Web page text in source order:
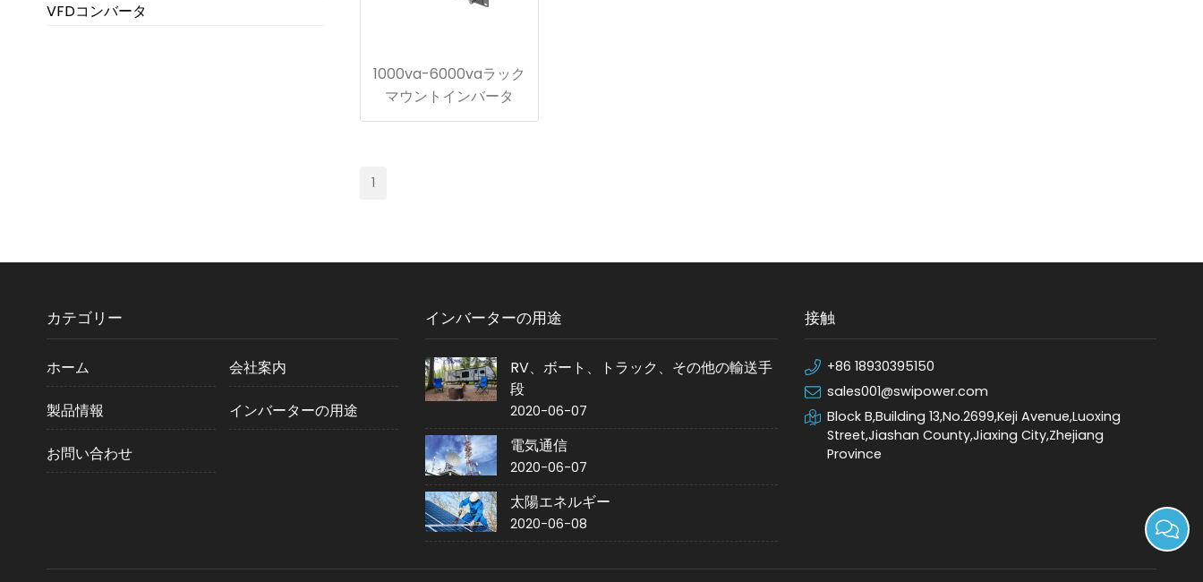
VFDコンバータ
1000va-6000vaラック
マウントインバータ
1
カテゴリー
ホーム 会社案内
製品情報 インバーターの用途
お問い合わせ
インバーターの用途
RV、ボート、トラック、その他の輸送手
段
2020-06-07
電気通信
2020-06-07
太陽エネルギー
2020-06-08
接触
+86 18930395150
sales001@swipower.com
Block B,Building 13,No.2699,Keji Avenue,Luoxing
Street,Jiashan County,Jiaxing City,Zhejiang
Province